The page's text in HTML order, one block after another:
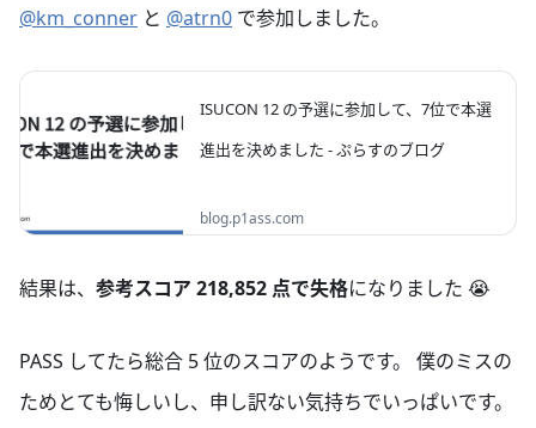
@km_conner と @atrn0 で参加しました。
ISUCON 12 の予選に参加して、7位で本選
進出を決めました - ぷらすのブログ
ISUCON 12 の予選に参加し、35642 点・7 位
で本選に行くことができました
blog.p1ass.com
結果は、 参考スコア 218,852 点で失格になりました 😭
PASS してたら総合 5 位のスコアのようです。 僕のミスの
ためとても悔しいし、申し訳ない気持ちでいっぱいです。